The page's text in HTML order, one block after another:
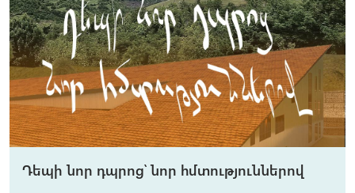
Դեպի նոր դպրոց՝ նոր հմտություններով